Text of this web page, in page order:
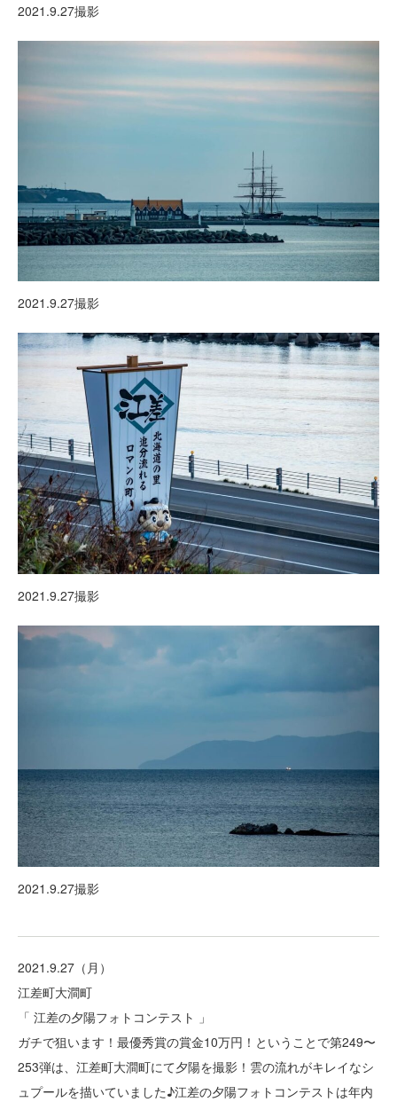
2021.9.27撮影
2021.9.27撮影
2021.9.27撮影
2021.9.27撮影
2021.9.27（月）
江差町大澗町
「 江差の夕陽フォトコンテスト 」
ガチで狙います！最優秀賞の賞金10万円！ということで第249〜
253弾は、江差町大澗町にて夕陽を撮影！雲の流れがキレイなシ
ュプールを描いていました♪江差の夕陽フォトコンテストは年内